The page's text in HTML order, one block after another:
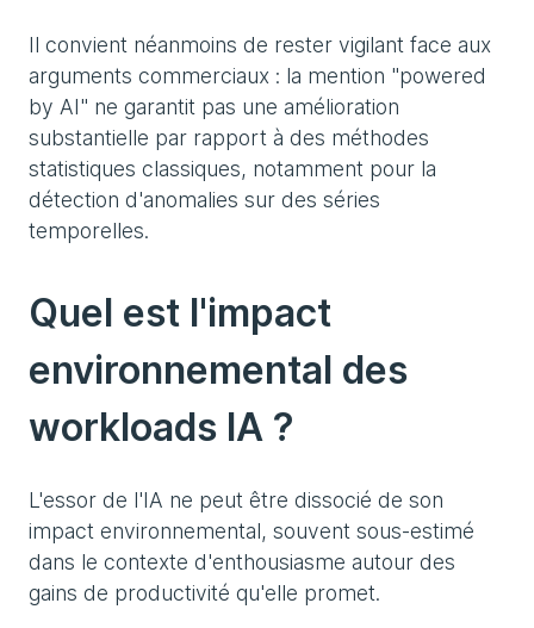
Il convient néanmoins de rester vigilant face aux
arguments commerciaux : la mention "powered
by AI" ne garantit pas une amélioration
substantielle par rapport à des méthodes
statistiques classiques, notamment pour la
détection d'anomalies sur des séries
temporelles.
Quel est l'impact
environnemental des
workloads IA ?
L'essor de l'IA ne peut être dissocié de son
impact environnemental, souvent sous-estimé
dans le contexte d'enthousiasme autour des
gains de productivité qu'elle promet.